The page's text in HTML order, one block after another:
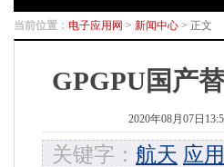
当前位置： 电子应用网 > 新闻中心 > 正文
GPGPU国产
2020年08月07日
关键字： 航天 应用